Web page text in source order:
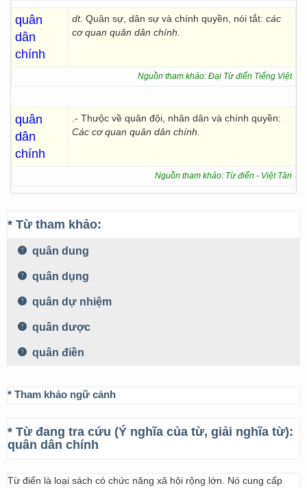
quân
dân
chính
dt. Quân sự, dân sự và chính quyền, nói tắt: các
cơ quan quân dân chính.
Nguồn tham khảo: Đại Từ điển Tiếng Việt
quân
dân
chính
.- Thưộc về quân đội, nhân dân và chính quyền:
Các cơ quan quân dân chính.
Nguồn tham khảo: Từ điển - Việt Tân
* Từ tham khảo:
quân dung
quân dụng
quân dự nhiệm
quân dược
quân điền
* Tham khảo ngữ cảnh
* Từ đang tra cứu (Ý nghĩa của từ, giải nghĩa từ):
quân dân chính
Từ điển là loại sách có chức năng xã hội rộng lớn. Nó cung cấp